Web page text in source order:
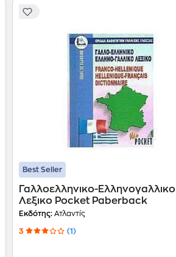
Best Seller
Γαλλοελληνικο-Ελληνογαλλικο
Λεξικο Pocket Paberback
Εκδότης: Ατλαντίς
3 (1)